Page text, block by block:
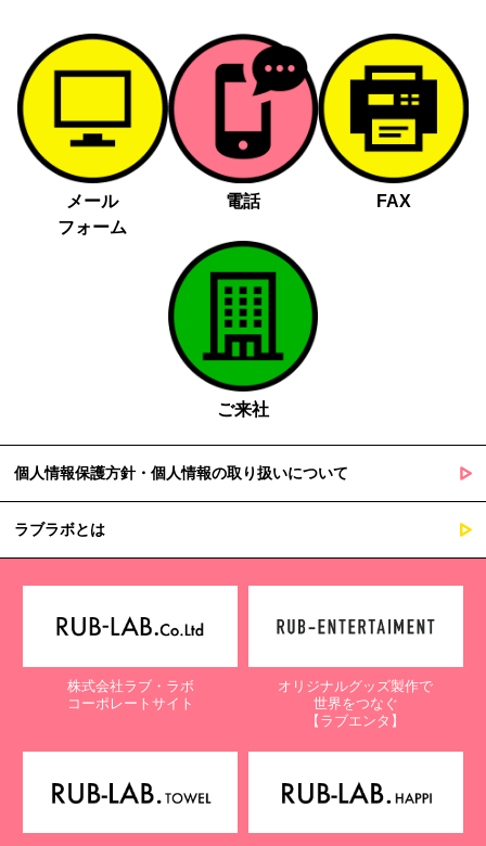
メール
フォーム
電話 FAX
ご来社
個人情報保護方針・個人情報の取り扱いについて
ラブラボとは
株式会社ラブ・ラボ
コーポレートサイト
オリジナルグッズ製作で
世界をつなぐ
【ラブエンタ】